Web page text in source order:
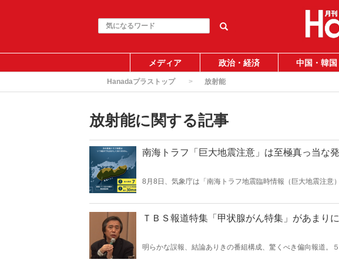
メディア 政治・経済 中国・韓国
Hanadaプラストップ 放射能
放射能に関する記事
南海トラフ「巨大地震注意」は至極真っ当な
8月8日、気象庁は「南海トラフ地震臨時情報（巨大地震注意
定的な意見もあるが、はたして本当にそうなのか。この情
ＴＢＳ報道特集「甲状腺がん特集」があまり
明らかな誤報、結論ありきの番組構成、驚くべき偏向報道。